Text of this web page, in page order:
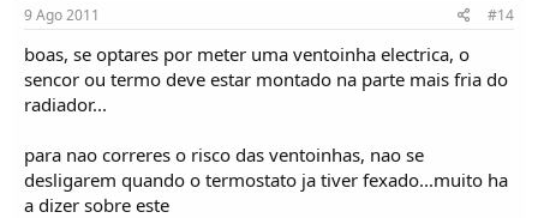
9 Ago 2011 #14
boas, se optares por meter uma ventoinha electrica, o
sencor ou termo deve estar montado na parte mais fria do
radiador...
para nao correres o risco das ventoinhas, nao se
desligarem quando o termostato ja tiver fexado...muito ha
a dizer sobre este